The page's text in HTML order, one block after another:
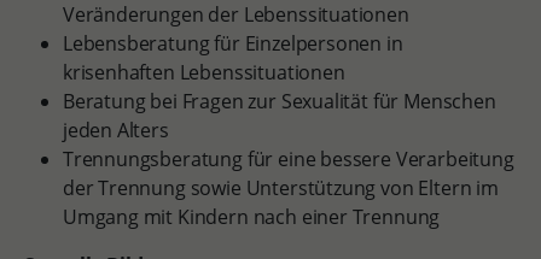
Veränderungen der Lebenssituationen
Lebensberatung für Einzelpersonen in
krisenhaften Lebenssituationen
Beratung bei Fragen zur Sexualität für Menschen
jeden Alters
Trennungsberatung für eine bessere Verarbeitung
der Trennung sowie Unterstützung von Eltern im
Umgang mit Kindern nach einer Trennung